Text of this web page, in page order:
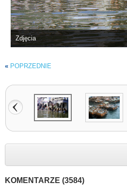
Zdjęcia
« POPRZEDNIE
KOMENTARZE (3584)